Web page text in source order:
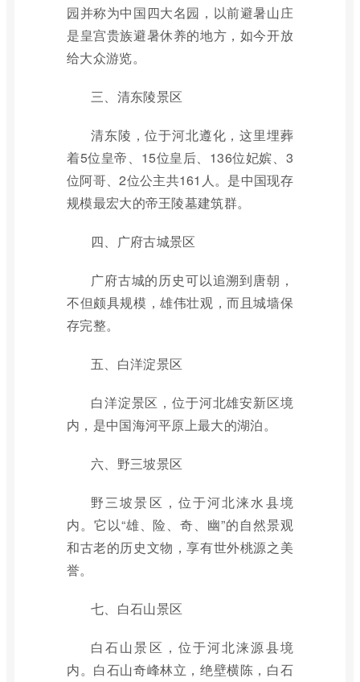
园并称为中国四大名园，以前避暑山庄
是皇宫贵族避暑休养的地方，如今开放
给大众游览。
三、清东陵景区
清东陵，位于河北遵化，这里埋葬
着5位皇帝、15位皇后、136位妃嫔、3
位阿哥、2位公主共161人。是中国现存
规模最宏大的帝王陵墓建筑群。
四、广府古城景区
广府古城的历史可以追溯到唐朝，
不但颇具规模，雄伟壮观，而且城墙保
存完整。
五、白洋淀景区
白洋淀景区，位于河北雄安新区境
内，是中国海河平原上最大的湖泊。
六、野三坡景区
野三坡景区，位于河北涞水县境
内。它以“雄、险、奇、幽”的自然景观
和古老的历史文物，享有世外桃源之美
誉。
七、白石山景区
白石山景区，位于河北涞源县境
内。白石山奇峰林立，绝壁横陈，白石